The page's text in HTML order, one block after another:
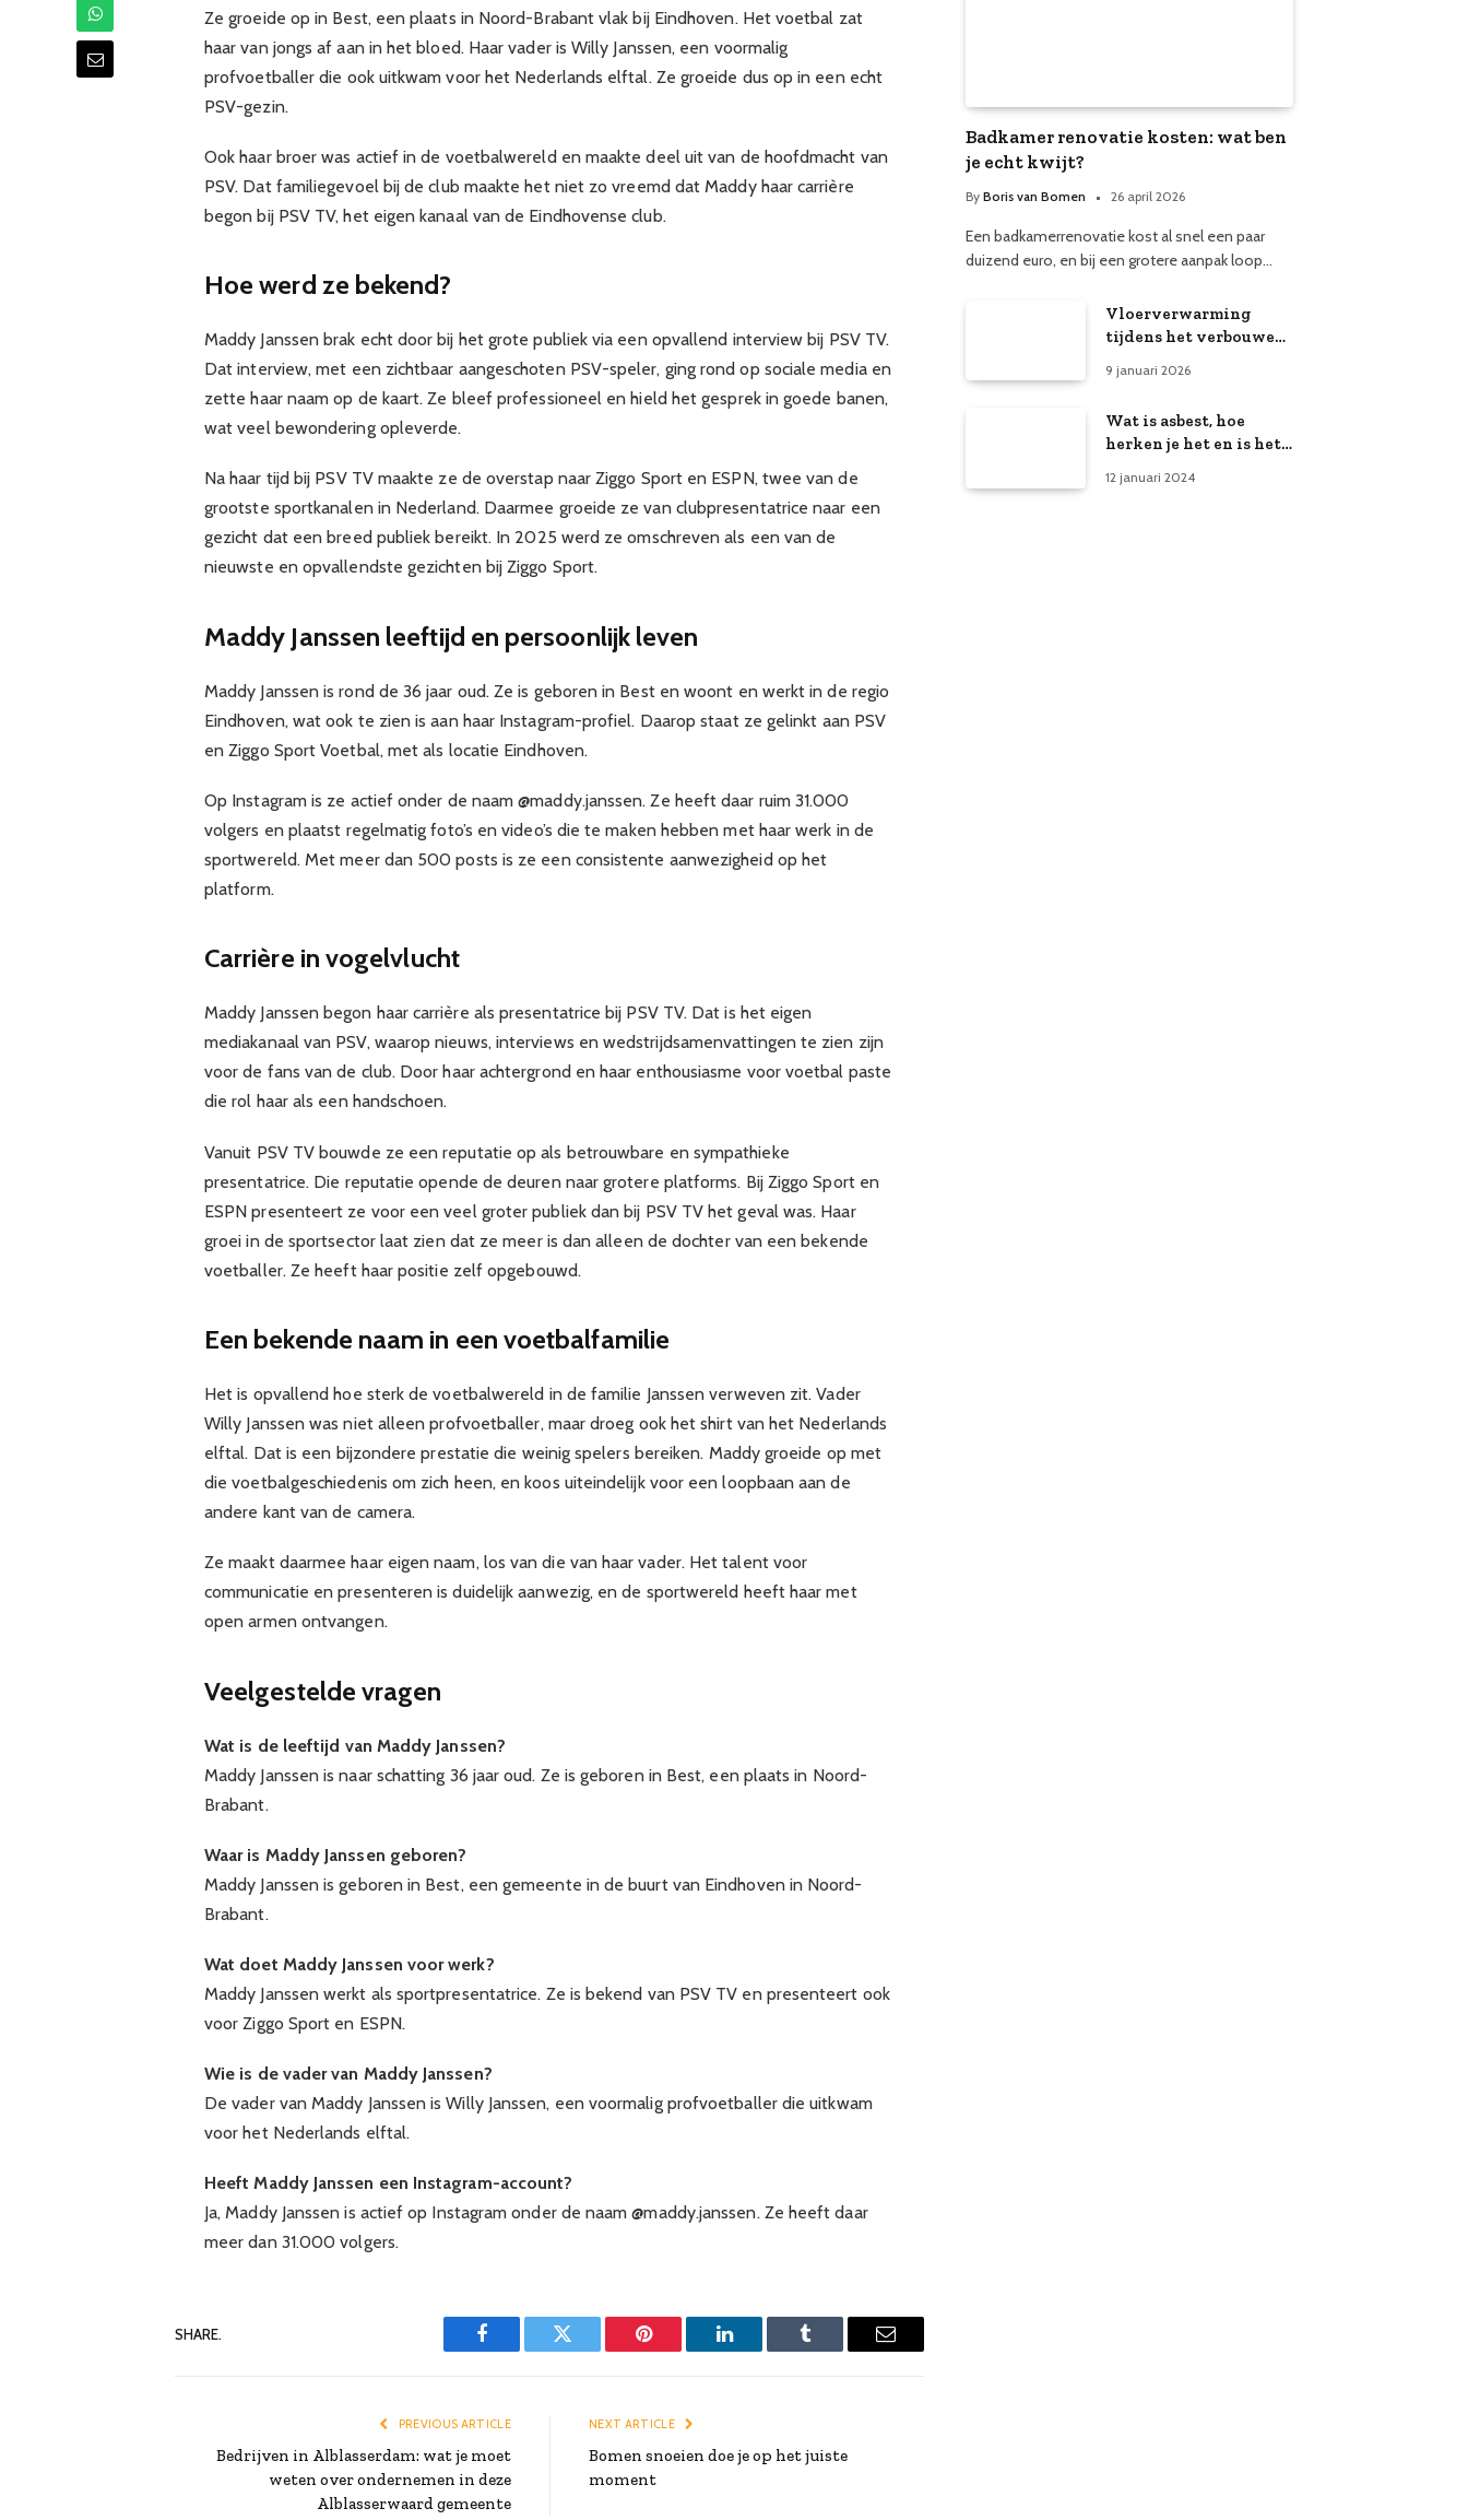
Ze groeide op in Best, een plaats in Noord-Brabant vlak bij Eindhoven. Het voetbal zat
haar van jongs af aan in het bloed. Haar vader is Willy Janssen, een voormalig
profvoetballer die ook uitkwam voor het Nederlands elftal. Ze groeide dus op in een echt
PSV-gezin.
Ook haar broer was actief in de voetbalwereld en maakte deel uit van de hoofdmacht van
PSV. Dat familiegevoel bij de club maakte het niet zo vreemd dat Maddy haar carrière
begon bij PSV TV, het eigen kanaal van de Eindhovense club.
Hoe werd ze bekend?
Maddy Janssen brak echt door bij het grote publiek via een opvallend interview bij PSV TV.
Dat interview, met een zichtbaar aangeschoten PSV-speler, ging rond op sociale media en
zette haar naam op de kaart. Ze bleef professioneel en hield het gesprek in goede banen,
wat veel bewondering opleverde.
Na haar tijd bij PSV TV maakte ze de overstap naar Ziggo Sport en ESPN, twee van de
grootste sportkanalen in Nederland. Daarmee groeide ze van clubpresentatrice naar een
gezicht dat een breed publiek bereikt. In 2025 werd ze omschreven als een van de
nieuwste en opvallendste gezichten bij Ziggo Sport.
Maddy Janssen leeftijd en persoonlijk leven
Maddy Janssen is rond de 36 jaar oud. Ze is geboren in Best en woont en werkt in de regio
Eindhoven, wat ook te zien is aan haar Instagram-profiel. Daarop staat ze gelinkt aan PSV
en Ziggo Sport Voetbal, met als locatie Eindhoven.
Op Instagram is ze actief onder de naam @maddy.janssen. Ze heeft daar ruim 31.000
volgers en plaatst regelmatig foto’s en video’s die te maken hebben met haar werk in de
sportwereld. Met meer dan 500 posts is ze een consistente aanwezigheid op het
platform.
Carrière in vogelvlucht
Maddy Janssen begon haar carrière als presentatrice bij PSV TV. Dat is het eigen
mediakanaal van PSV, waarop nieuws, interviews en wedstrijdsamenvattingen te zien zijn
voor de fans van de club. Door haar achtergrond en haar enthousiasme voor voetbal paste
die rol haar als een handschoen.
Vanuit PSV TV bouwde ze een reputatie op als betrouwbare en sympathieke
presentatrice. Die reputatie opende de deuren naar grotere platforms. Bij Ziggo Sport en
ESPN presenteert ze voor een veel groter publiek dan bij PSV TV het geval was. Haar
groei in de sportsector laat zien dat ze meer is dan alleen de dochter van een bekende
voetballer. Ze heeft haar positie zelf opgebouwd.
Een bekende naam in een voetbalfamilie
Het is opvallend hoe sterk de voetbalwereld in de familie Janssen verweven zit. Vader
Willy Janssen was niet alleen profvoetballer, maar droeg ook het shirt van het Nederlands
elftal. Dat is een bijzondere prestatie die weinig spelers bereiken. Maddy groeide op met
die voetbalgeschiedenis om zich heen, en koos uiteindelijk voor een loopbaan aan de
andere kant van de camera.
Ze maakt daarmee haar eigen naam, los van die van haar vader. Het talent voor
communicatie en presenteren is duidelijk aanwezig, en de sportwereld heeft haar met
open armen ontvangen.
Veelgestelde vragen
Wat is de leeftijd van Maddy Janssen?
Maddy Janssen is naar schatting 36 jaar oud. Ze is geboren in Best, een plaats in Noord-
Brabant.
Waar is Maddy Janssen geboren?
Maddy Janssen is geboren in Best, een gemeente in de buurt van Eindhoven in Noord-
Brabant.
Wat doet Maddy Janssen voor werk?
Maddy Janssen werkt als sportpresentatrice. Ze is bekend van PSV TV en presenteert ook
voor Ziggo Sport en ESPN.
Wie is de vader van Maddy Janssen?
De vader van Maddy Janssen is Willy Janssen, een voormalig profvoetballer die uitkwam
voor het Nederlands elftal.
Heeft Maddy Janssen een Instagram-account?
Ja, Maddy Janssen is actief op Instagram onder de naam @maddy.janssen. Ze heeft daar
meer dan 31.000 volgers.
SHARE.
Facebook Twitter Pinterest LinkedIn Tumblr Email
PREVIOUS ARTICLE
Bedrijven in Alblasserdam: wat je moet
weten over ondernemen in deze
Alblasserwaard gemeente
NEXT ARTICLE
Bomen snoeien doe je op het juiste
moment
Badkamer renovatie kosten: wat ben
je echt kwijt?
By Boris van Bomen 26 april 2026
Een badkamerrenovatie kost al snel een paar
duizend euro, en bij een grotere aanpak loop…
Vloerverwarming
tijdens het verbouwen:
9 januari 2026
Wat is asbest, hoe
herken je het en is het
12 januari 2024